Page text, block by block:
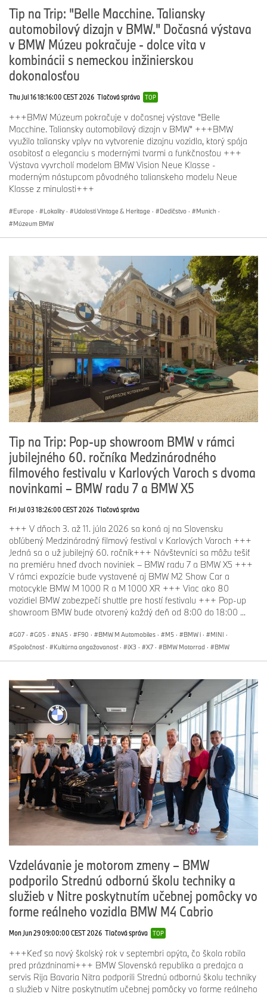
Žiline.
Štyria autorizovaní predajcovia motocyklov BMW so servisom v
Banskej Bystrici, Bratislave, Košiciach a v Žiline.
BMW Financial Services Slovakia, s.r.o., je priamy zástupca
celosvetovej divízie BMW Financial Services poskytujúcej finančné
a poistné produkty v rámci skupiny BMW Group.
Tip na Trip: "Belle Macchine. Taliansky
automobilový dizajn v BMW." Dočasná výstava
v BMW Múzeu pokračuje - dolce vita v
kombinácii s nemeckou inžinierskou
dokonalosťou
Thu Jul 16 18:16:00 CEST 2026 Tlačová správa TOP
+++BMW Múzeum pokračuje v dočasnej výstave "Belle
Macchine. Taliansky automobilový dizajn v BMW" +++BMW
využilo taliansky vplyv na vytvorenie dizajnu vozidla, ktorý spája
osobitosť a eleganciu s modernými tvarmi a funkčnosťou +++
Výstava vyvrcholí modelom BMW Vision Neue Klasse -
moderným nástupcom pôvodného talianskeho modelu Neue
Klasse z minulosti+++
Europe · Lokality · Udalosti Vintage & Heritage · Dedičstvo · Munich ·
Múzeum BMW
Tip na Trip: Pop-up showroom BMW v rámci
jubilejného 60. ročníka Medzinárodného
filmového festivalu v Karlových Varoch s dvoma
novinkami – BMW radu 7 a BMW X5
Fri Jul 03 18:26:00 CEST 2026 Tlačová správa
+++ V dňoch 3. až 11. júla 2026 sa koná aj na Slovensku
obľúbený Medzinárodný filmový festival v Karlových Varoch +++
Jedná sa o už jubilejný 60. ročník+++ Návštevníci sa môžu tešiť
na premiéru hneď dvoch noviniek – BMW radu 7 a BMW X5 +++
V rámci expozície bude vystavené aj BMW M2 Show Car a
motocykle BMW M 1000 R a M 1000 XR +++ Viac ako 80
vozidiel BMW zabezpečí shuttle pre hostí festivalu +++ Pop-up
showroom BMW bude otvorený každý deň od 8:00 do 18:00 ...
G07 · G05 · NA5 · F90 · BMW M Automobiles · M5 · BMW i · MINI ·
Spoločnosť · Kultúrna angažovanosť · iX3 · X7 · BMW Motorrad · BMW
Vzdelávanie je motorom zmeny – BMW
podporilo Strednú odbornú školu techniky a
služieb v Nitre poskytnutím učebnej pomôcky vo
forme reálneho vozidla BMW M4 Cabrio
Mon Jun 29 09:00:00 CEST 2026 Tlačová správa TOP
+++Keď sa nový školský rok v septembri opýta, čo škola robila
pred prázdninami+++ BMW Slovenská republika a predajca a
servis Rija Bavaria Nitra podporili Strednú odbornú školu techniky
a služieb v Nitre poskytnutím učebnej pomôcky vo forme reálneho